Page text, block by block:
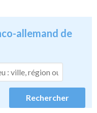
allemand de